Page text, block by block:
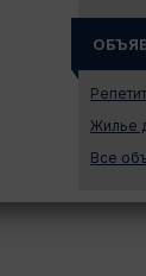
Жилье
Все